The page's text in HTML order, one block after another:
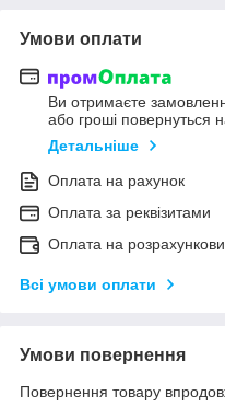
Умови оплати
Ви отримаєте
або гроші повернуться
Детальніше
Оплата на рахунок
Оплата за реквізитами
Оплата на
Всі умови оплати
Умови повернення
Повернення товару